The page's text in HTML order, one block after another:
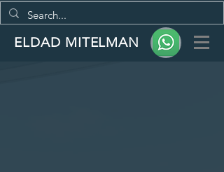
ELDAD MITELMAN